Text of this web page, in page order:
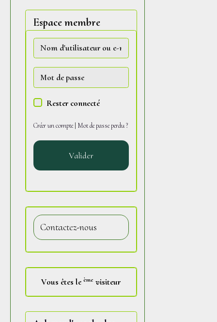
Espace membre
Rester connecté
Créer un compte| Mot de passe perdu ?
Valider
Contactez-nous
Vous êtes le
èmevisiteur